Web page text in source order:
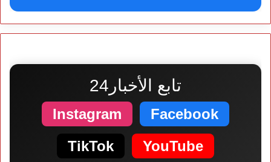
تابع الأخبار24
Facebook
Instagram
YouTube
TikTok